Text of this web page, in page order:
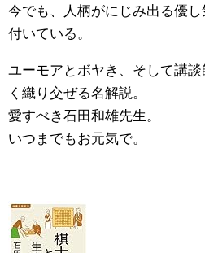
今でも、人柄がにじみ出る優
付いている。
ユーモアとボヤき、そして講
く織り交ぜる名解説。
愛すべき石田和雄先生。
いつまでもお元気で。